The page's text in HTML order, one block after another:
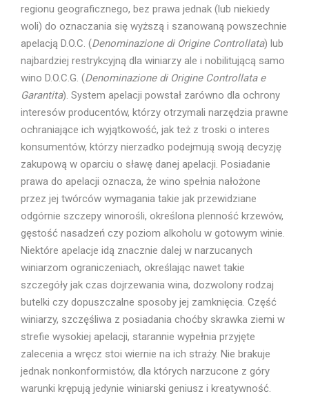
regionu geograficznego, bez prawa jednak (lub niekiedy
woli) do oznaczania się wyższą i szanowaną powszechnie
apelacją D.O.C. (Denominazione di Origine Controllata) lub
najbardziej restrykcyjną dla winiarzy ale i nobilitującą samo
wino D.O.C.G. (Denominazione di Origine Controllata e
Garantita). System apelacji powstał zarówno dla ochrony
interesów producentów, którzy otrzymali narzędzia prawne
ochraniające ich wyjątkowość, jak też z troski o interes
konsumentów, którzy nierzadko podejmują swoją decyzję
zakupową w oparciu o sławę danej apelacji. Posiadanie
prawa do apelacji oznacza, że wino spełnia nałożone
przez jej twórców wymagania takie jak przewidziane
odgórnie szczepy winorośli, określona plenność krzewów,
gęstość nasadzeń czy poziom alkoholu w gotowym winie.
Niektóre apelacje idą znacznie dalej w narzucanych
winiarzom ograniczeniach, określając nawet takie
szczegóły jak czas dojrzewania wina, dozwolony rodzaj
butelki czy dopuszczalne sposoby jej zamknięcia. Część
winiarzy, szczęśliwa z posiadania choćby skrawka ziemi w
strefie wysokiej apelacji, starannie wypełnia przyjęte
zalecenia a wręcz stoi wiernie na ich straży. Nie brakuje
jednak nonkonformistów, dla których narzucone z góry
warunki krępują jedynie winiarski geniusz i kreatywność.